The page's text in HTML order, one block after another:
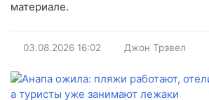
материале.
03.08.2026 16:02 Джон Трэвел